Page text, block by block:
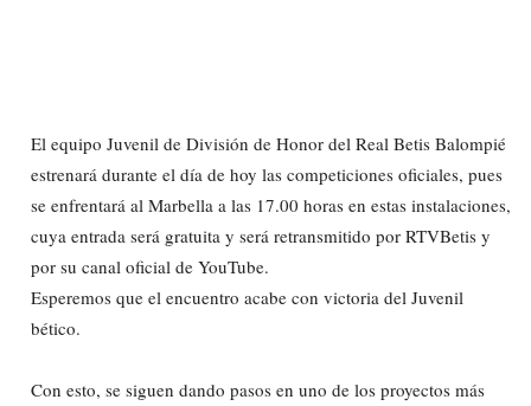
El equipo Juvenil de División de Honor del Real Betis Balompié
estrenará durante el día de hoy las competiciones oficiales, pues
se enfrentará al Marbella a las 17.00 horas en estas instalaciones,
cuya entrada será gratuita y será retransmitido por RTVBetis y
por su canal oficial de YouTube.
Esperemos que el encuentro acabe con victoria del Juvenil
bético.
Con esto, se siguen dando pasos en uno de los proyectos más